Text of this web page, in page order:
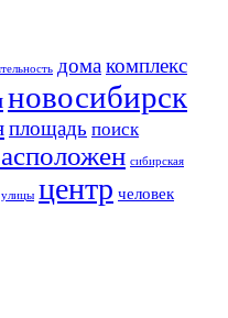
домакомплекс
новосибирск
площадь поиск
сибирская
улицы центр человек